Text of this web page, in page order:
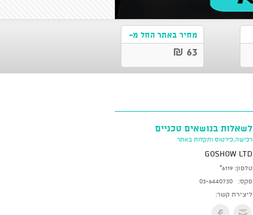
מחיר באתר החל מ-
63 ₪
לשאלות בנושאים טכניים
רכישה,כירטוס ותקלות באתר
GoShow LTD
טלפון: *6119
פקס:
03-6440730
ליצירת קשר: